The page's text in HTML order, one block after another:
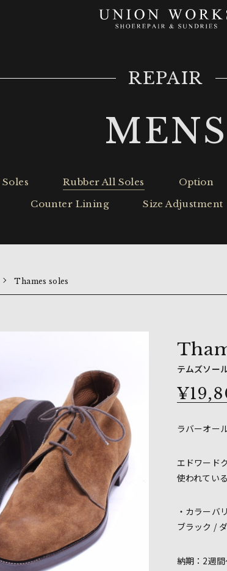
REPAIR
MENS
Rubber All Soles Option
Counter Lining Size Adjustment
Thames soles
テムズソー
ラバーオー
エドワード
使われてい
・カラーバ
ブラック /
納期：2週